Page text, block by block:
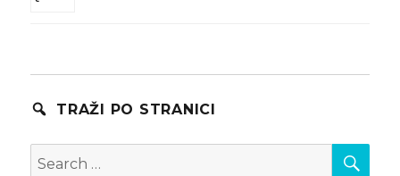
TRAŽI PO STRANICI
Search